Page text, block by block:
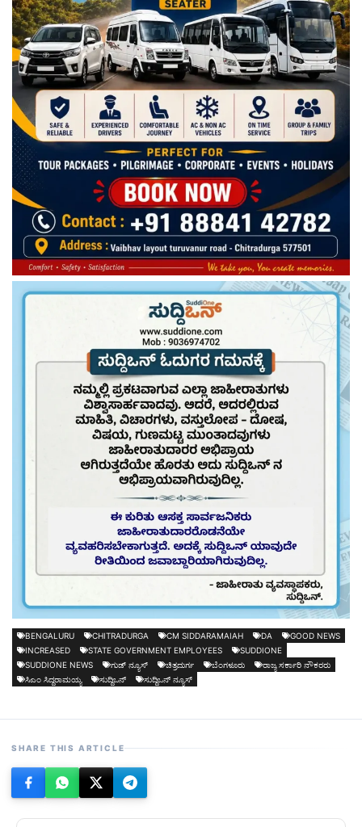
BENGALURU CHITRADURGA CM SIDDARAMAIAH DA
GOOD NEWS
INCREASED
STATE GOVERNMENT EMPLOYEES
SUDDIONE
SUDDIONE NEWS
ಗುಡ್ ನ್ಯೂಸ್ ಚಿತ್ರದುರ್ಗ ಬೆಂಗಳೂರು
ರಾಜ್ಯ ಸರ್ಕಾರಿ ನೌಕರರು
ಸಿಎಂ ಸಿದ್ದರಾಮಯ್ಯ
ಸುದ್ದಿಒನ್ ಸುದ್ದಿಒನ್ ನ್ಯೂಸ್
SHARE THIS ARTICLE